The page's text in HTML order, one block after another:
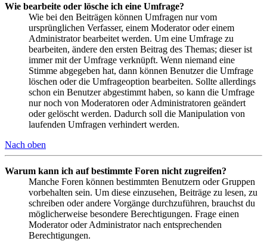
Wie bearbeite oder lösche ich eine Umfrage?
Wie bei den Beiträgen können Umfragen nur vom
ursprünglichen Verfasser, einem Moderator oder einem
Administrator bearbeitet werden. Um eine Umfrage zu
bearbeiten, ändere den ersten Beitrag des Themas; dieser ist
immer mit der Umfrage verknüpft. Wenn niemand eine
Stimme abgegeben hat, dann können Benutzer die Umfrage
löschen oder die Umfrageoption bearbeiten. Sollte allerdings
schon ein Benutzer abgestimmt haben, so kann die Umfrage
nur noch von Moderatoren oder Administratoren geändert
oder gelöscht werden. Dadurch soll die Manipulation von
laufenden Umfragen verhindert werden.
Nach oben
Warum kann ich auf bestimmte Foren nicht zugreifen?
Manche Foren können bestimmten Benutzern oder Gruppen
vorbehalten sein. Um diese einzusehen, Beiträge zu lesen, zu
schreiben oder andere Vorgänge durchzuführen, brauchst du
möglicherweise besondere Berechtigungen. Frage einen
Moderator oder Administrator nach entsprechenden
Berechtigungen.